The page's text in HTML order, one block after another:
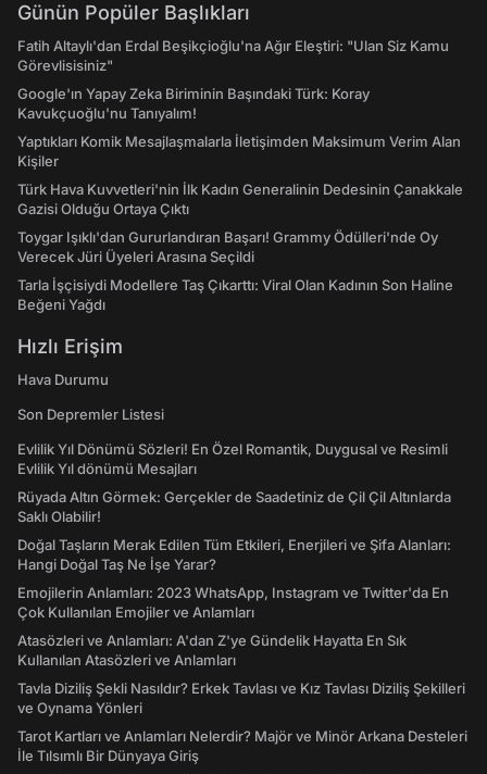
Günün Popüler Başlıkları
Fatih Altaylı'dan Erdal Beşikçioğlu'na Ağır Eleştiri: "Ulan Siz Kamu
Görevlisisiniz"
Google'ın Yapay Zeka Biriminin Başındaki Türk: Koray
Kavukçuoğlu'nu Tanıyalım!
Yaptıkları Komik Mesajlaşmalarla İletişimden Maksimum Verim Alan
Kişiler
Türk Hava Kuvvetleri'nin İlk Kadın Generalinin Dedesinin Çanakkale
Gazisi Olduğu Ortaya Çıktı
Toygar Işıklı'dan Gururlandıran Başarı! Grammy Ödülleri'nde Oy
Verecek Jüri Üyeleri Arasına Seçildi
Tarla İşçisiydi Modellere Taş Çıkarttı: Viral Olan Kadının Son Haline
Beğeni Yağdı
Hızlı Erişim
Hava Durumu
Son Depremler Listesi
Evlilik Yıl Dönümü Sözleri! En Özel Romantik, Duygusal ve Resimli
Evlilik Yıl dönümü Mesajları
Rüyada Altın Görmek: Gerçekler de Saadetiniz de Çil Çil Altınlarda
Saklı Olabilir!
Doğal Taşların Merak Edilen Tüm Etkileri, Enerjileri ve Şifa Alanları:
Hangi Doğal Taş Ne İşe Yarar?
Emojilerin Anlamları: 2023 WhatsApp, Instagram ve Twitter'da En
Çok Kullanılan Emojiler ve Anlamları
Atasözleri ve Anlamları: A'dan Z'ye Gündelik Hayatta En Sık
Kullanılan Atasözleri ve Anlamları
Tavla Diziliş Şekli Nasıldır? Erkek Tavlası ve Kız Tavlası Diziliş Şekilleri
ve Oynama Yönleri
Tarot Kartları ve Anlamları Nelerdir? Majör ve Minör Arkana Desteleri
İle Tılsımlı Bir Dünyaya Giriş